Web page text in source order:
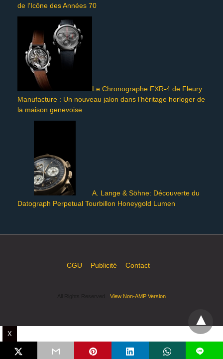
de l’Icône des Années 70
Le Chronographe FXR-4 de Fleury
Manufacture : Un nouveau jalon dans l’héritage horloger de
la maison genevoise
A. Lange & Söhne: Découverte du
Datograph Perpetual Tourbillon Honeygold Lumen
CGU Publicité Contact
View Non-AMP Version
X